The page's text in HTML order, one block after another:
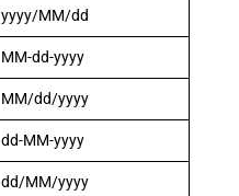
yyyy/MM/dd
MM-dd-yyyy
MM/dd/yyyy
dd-MM-yyyy
dd/MM/yyyy